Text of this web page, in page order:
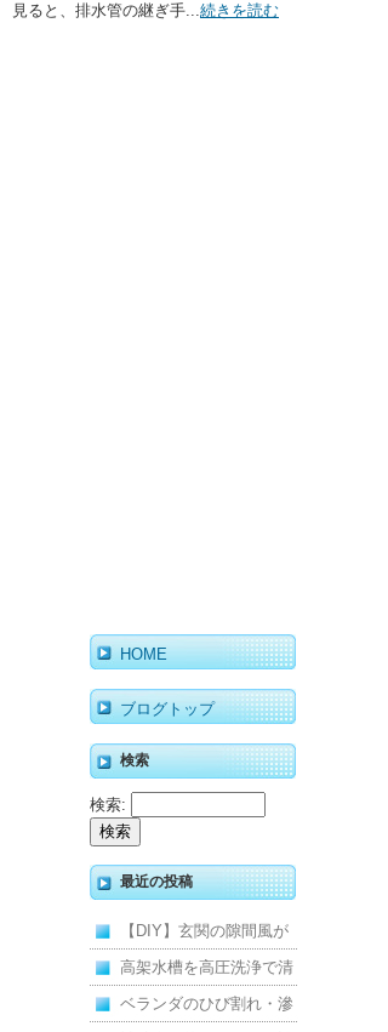
見ると、排水管の継ぎ手...続きを読む
HOME
ブログトップ
検索
検索:
最近の投稿
【DIY】玄関の隙間風が
寒くて断熱ドアに交換し
ました
高架水槽を高圧洗浄で清
掃！衛生的な給水環境を
ベランダのひび割れ・滲